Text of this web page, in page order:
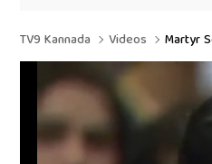
TV9 Kannada Videos Martyr